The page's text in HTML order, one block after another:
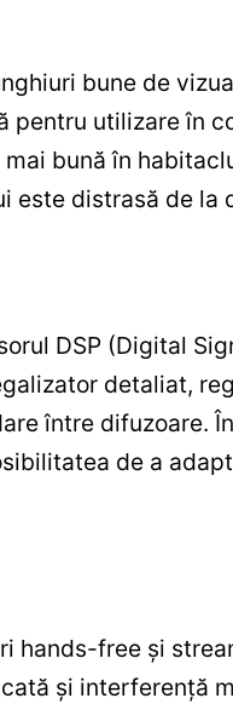
bune de
pentru utilizare în
bună în
este distrasă de la
DSP (Digital
detaliat,
între difuzoare.
de a
hands-free și
și interferență